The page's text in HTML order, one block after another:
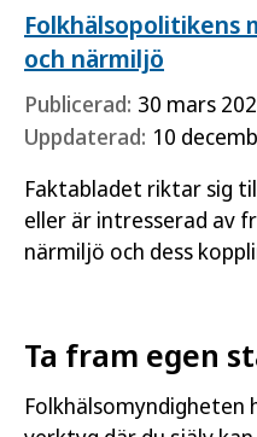
Folkhälsopolitikens
och närmiljö
Publicerad: 30 mars
Uppdaterad: 10
Faktabladet riktar sig
eller är intresserad av
närmiljö och dess
Ta fram egen
Folkhälsomyndigheten